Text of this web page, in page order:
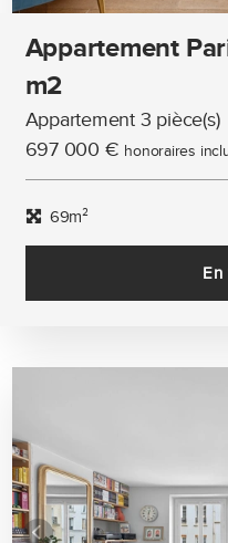
Appartement
m2
Appartement 3 pièce(s)
697 000 € honoraires
69m²